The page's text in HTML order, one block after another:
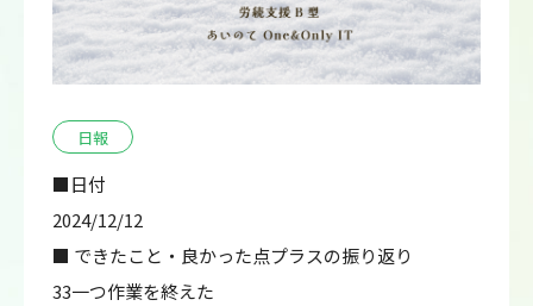
日報
■日付
2024/12/12
■ できたこと・良かった点プラスの振り返り
33一つ作業を終えた